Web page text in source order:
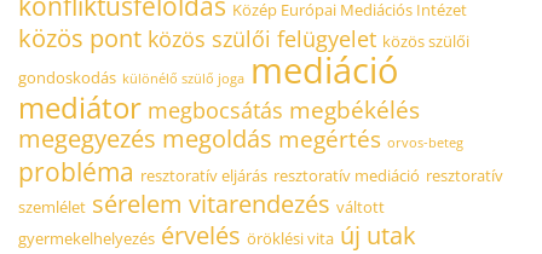
Közép Európai Mediációs Intézet
közös pont közös szülői felügyelet közös szülői
gondoskodás különélő szülő joga mediáció
mediátor megbocsátás megbékélés
megegyezés megoldás megértés orvos-beteg
probléma resztoratív eljárás resztoratív mediáció resztoratív
szemlélet sérelem vitarendezés váltott
gyermekelhelyezés érvelés öröklési vita új utak